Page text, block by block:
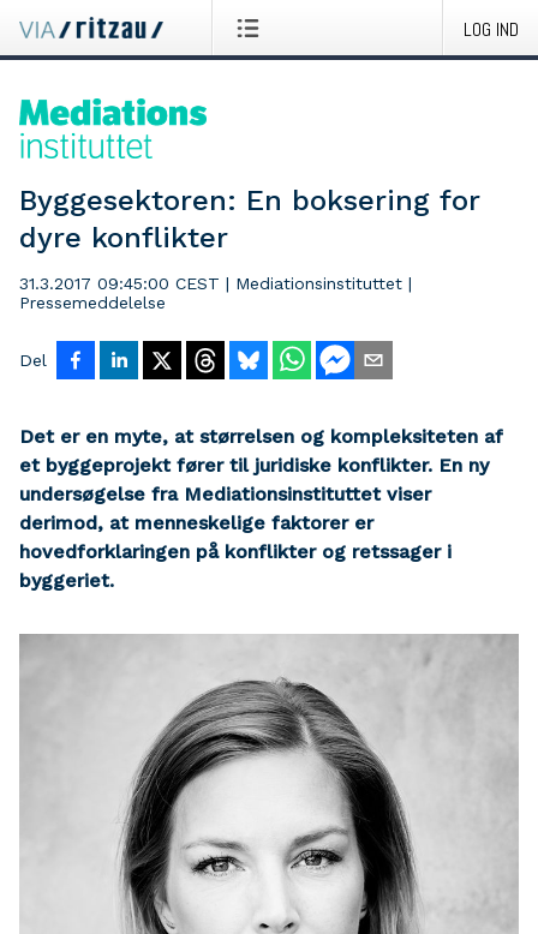
LOG IND
Byggesektoren: En boksering for
dyre konflikter
31.3.2017 09:45:00 CEST | Mediationsinstituttet |
Pressemeddelelse
Del
Det er en myte, at størrelsen og kompleksiteten af
et byggeprojekt fører til juridiske konflikter. En ny
undersøgelse fra Mediationsinstituttet viser
derimod, at menneskelige faktorer er
hovedforklaringen på konflikter og retssager i
byggeriet.